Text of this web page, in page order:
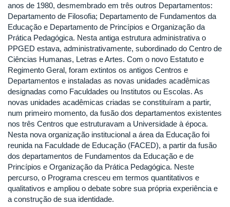
anos de 1980, desmembrado em três outros Departamentos:
Departamento de Filosofia; Departamento de Fundamentos da
Educação e Departamento de Princípios e Organização da
Prática Pedagógica. Nesta antiga estrutura administrativa o
PPGED estava, administrativamente, subordinado do Centro de
Ciências Humanas, Letras e Artes. Com o novo Estatuto e
Regimento Geral, foram extintos os antigos Centros e
Departamentos e instaladas as novas unidades acadêmicas
designadas como Faculdades ou Institutos ou Escolas. As
novas unidades acadêmicas criadas se constituíram a partir,
num primeiro momento, da fusão dos departamentos existentes
nos três Centros que estruturavam a Universidade à época.
Nesta nova organização institucional a área da Educação foi
reunida na Faculdade de Educação (FACED), a partir da fusão
dos departamentos de Fundamentos da Educação e de
Princípios e Organização da Prática Pedagógica. Neste
percurso, o Programa cresceu em termos quantitativos e
qualitativos e ampliou o debate sobre sua própria experiência e
a construção de sua identidade.